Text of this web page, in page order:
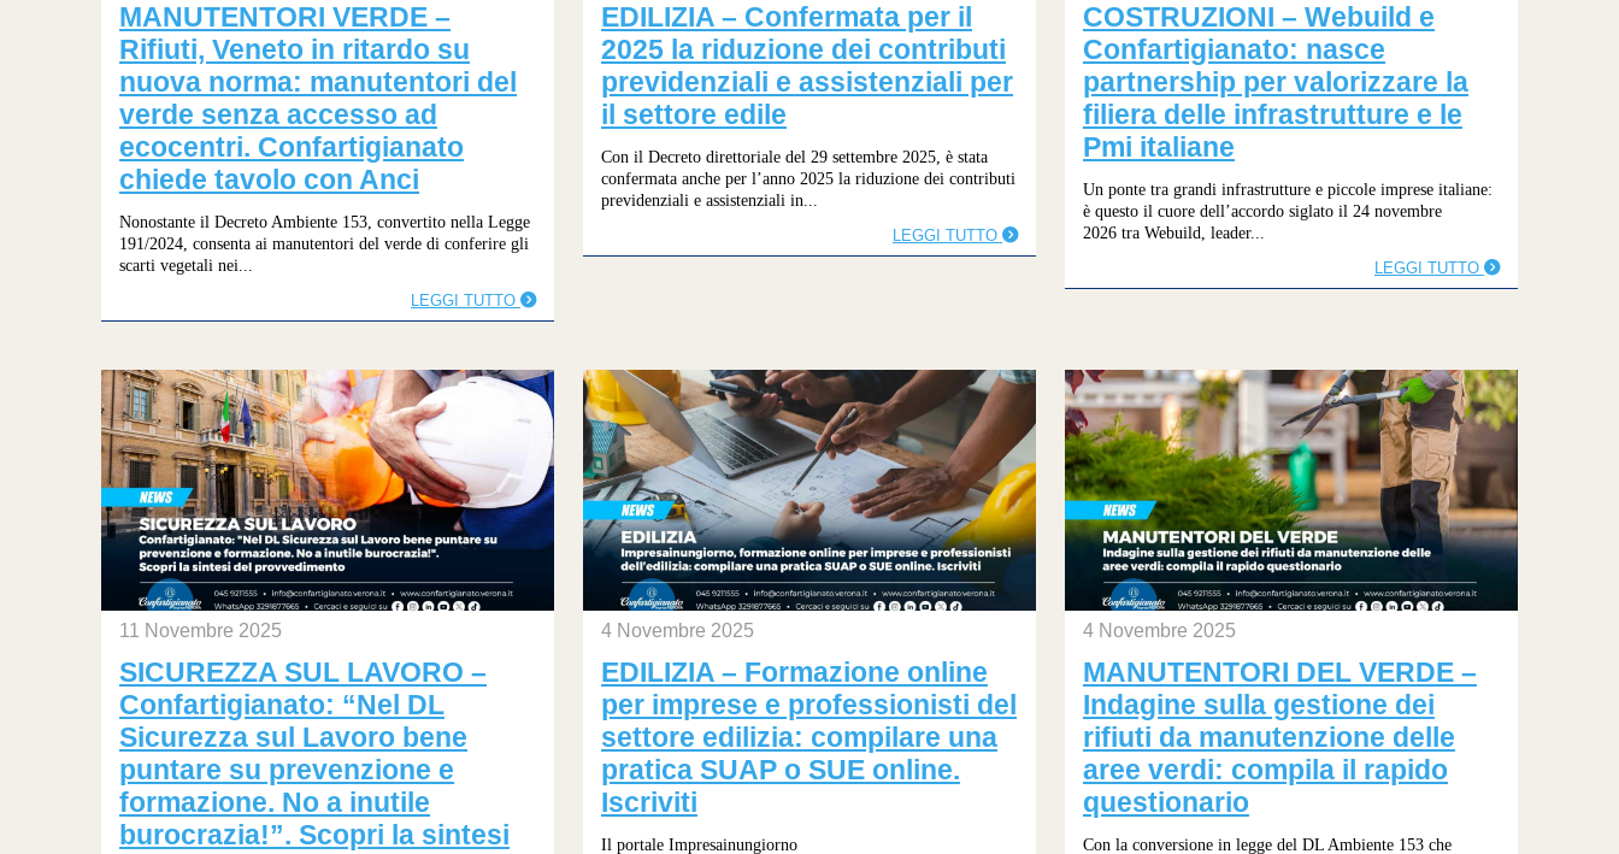
MANUTENTORI VERDE –
Rifiuti, Veneto in ritardo su
nuova norma: manutentori del
verde senza accesso ad
ecocentri. Confartigianato
chiede tavolo con Anci
Nonostante il Decreto Ambiente 153, convertito nella Legge
191/2024, consenta ai manutentori del verde di conferire gli
scarti vegetali nei...
LEGGI TUTTO
EDILIZIA – Confermata per il
2025 la riduzione dei contributi
previdenziali e assistenziali per
il settore edile
Con il Decreto direttoriale del 29 settembre 2025, è stata
confermata anche per l’anno 2025 la riduzione dei contributi
previdenziali e assistenziali in...
LEGGI TUTTO
COSTRUZIONI – Webuild e
Confartigianato: nasce
partnership per valorizzare la
filiera delle infrastrutture e le
Pmi italiane
Un ponte tra grandi infrastrutture e piccole imprese italiane:
è questo il cuore dell’accordo siglato il 24 novembre
2026 tra Webuild, leader...
LEGGI TUTTO
11 Novembre 2025
SICUREZZA SUL LAVORO –
Confartigianato: “Nel DL
Sicurezza sul Lavoro bene
puntare su prevenzione e
formazione. No a inutile
burocrazia!”. Scopri la sintesi
4 Novembre 2025
EDILIZIA – Formazione online
per imprese e professionisti del
settore edilizia: compilare una
pratica SUAP o SUE online.
Iscriviti
Il portale Impresainungiorno
4 Novembre 2025
MANUTENTORI DEL VERDE –
Indagine sulla gestione dei
rifiuti da manutenzione delle
aree verdi: compila il rapido
questionario
Con la conversione in legge del DL Ambiente 153 che